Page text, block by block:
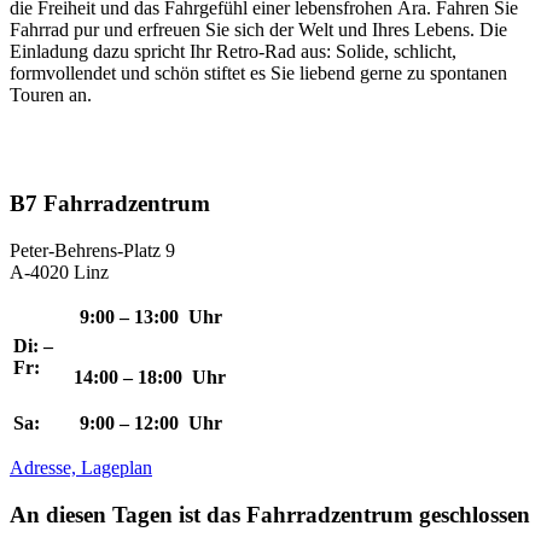
die Freiheit und das Fahrgefühl einer lebensfrohen Ära. Fahren Sie
Fahrrad pur und erfreuen Sie sich der Welt und Ihres Lebens. Die
Einladung dazu spricht Ihr Retro-Rad aus: Solide, schlicht,
formvollendet und schön stiftet es Sie liebend gerne zu spontanen
Touren an.
B7 Fahrradzentrum
Peter-Behrens-Platz 9
A-4020 Linz
Di: –
Fr:
9:00 – 13:00 Uhr
14:00 – 18:00 Uhr
Sa: 9:00 – 12:00 Uhr
Adresse, Lageplan
An diesen Tagen ist das Fahrradzentrum geschlossen